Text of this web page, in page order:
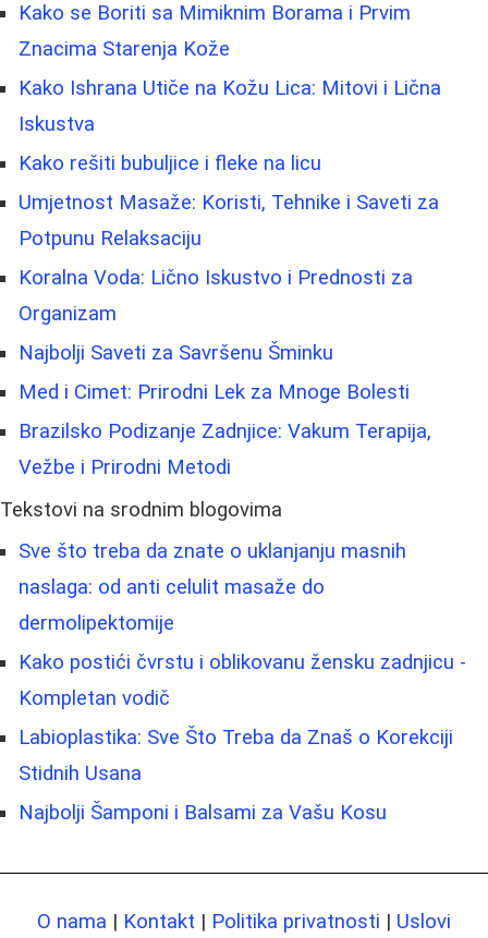
Kako se Boriti sa Mimiknim Borama i Prvim
Znacima Starenja Kože
Kako Ishrana Utiče na Kožu Lica: Mitovi i Lična
Iskustva
Kako rešiti bubuljice i fleke na licu
Umjetnost Masaže: Koristi, Tehnike i Saveti za
Potpunu Relaksaciju
Koralna Voda: Lično Iskustvo i Prednosti za
Organizam
Najbolji Saveti za Savršenu Šminku
Med i Cimet: Prirodni Lek za Mnoge Bolesti
Brazilsko Podizanje Zadnjice: Vakum Terapija,
Vežbe i Prirodni Metodi
Tekstovi na srodnim blogovima
Sve što treba da znate o uklanjanju masnih
naslaga: od anti celulit masaže do
dermolipektomije
Kako postići čvrstu i oblikovanu žensku zadnjicu -
Kompletan vodič
Labioplastika: Sve Što Treba da Znaš o Korekciji
Stidnih Usana
Najbolji Šamponi i Balsami za Vašu Kosu
O nama | Kontakt | Politika privatnosti | Uslovi